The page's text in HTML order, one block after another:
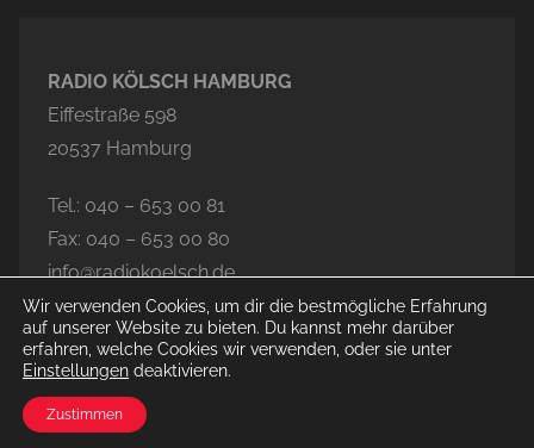
RADIO KÖLSCH HAMBURG
Eiffestraße 598
20537 Hamburg
Tel.: 040 – 653 00 81
Fax: 040 – 653 00 80
info@radiokoelsch.de
© 2026 Radio Kölsch Hamburg
Wir verwenden Cookies, um dir die bestmögliche Erfahrung
auf unserer Website zu bieten. Du kannst mehr darüber
erfahren, welche Cookies wir verwenden, oder sie unter
Einstellungen deaktivieren.
Zustimmen